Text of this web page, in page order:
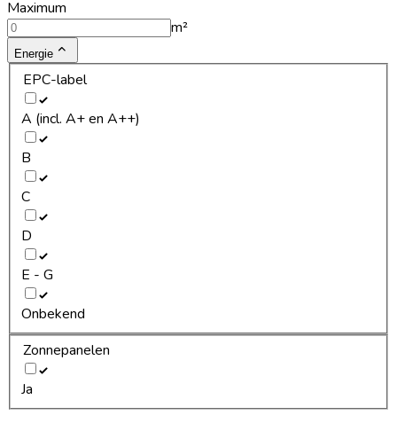
Maximum
m²
Energie
EPC-label
A (incl. A+ en A++)
B
C
D
E - G
Onbekend
Zonnepanelen
Ja